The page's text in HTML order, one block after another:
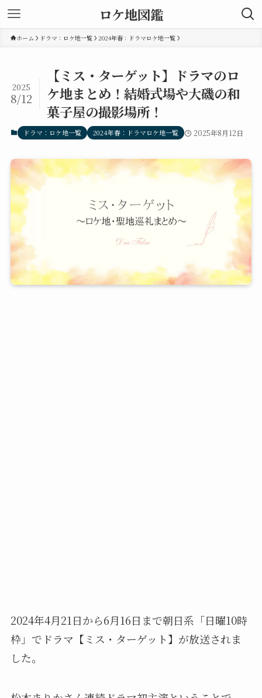
ロケ地図鑑
ホーム ドラマ：ロケ地一覧 2024年春：ドラマロケ地一覧
【ミス・ターゲット】ドラマのロ
ケ地まとめ！結婚式場や大磯の和
菓子屋の撮影場所！
2025
8/12
ドラマ：ロケ地一覧 2024年春：ドラマロケ地一覧 2025年8月12日
2024年4月21日から6月16日まで朝日系「日曜10時
枠」でドラマ【ミス・ターゲット】が放送されま
した。